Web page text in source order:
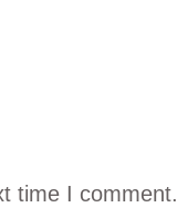
time I comment.